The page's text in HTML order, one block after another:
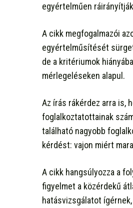
egyértelműen
A cikk megfogalmazói
egyértelműsítését
de a kritériumok
mérlegeléseken alapul.
Az írás rákérdez arra is,
foglalkoztatottainak
található nagyobb
kérdést: vajon miért
A cikk hangsúlyozza a
figyelmet a közérdekű
hatásvizsgálatot